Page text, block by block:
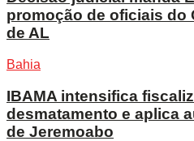
promoção de oficiais do
de AL
Bahia
IBAMA intensifica
desmatamento e aplica
de Jeremoabo